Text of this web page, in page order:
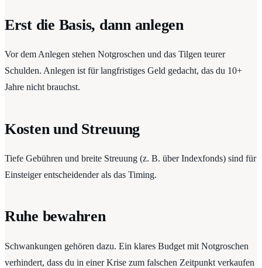
Erst die Basis, dann anlegen
Vor dem Anlegen stehen Notgroschen und das Tilgen teurer
Schulden. Anlegen ist für langfristiges Geld gedacht, das du 10+
Jahre nicht brauchst.
Kosten und Streuung
Tiefe Gebühren und breite Streuung (z. B. über Indexfonds) sind für
Einsteiger entscheidender als das Timing.
Ruhe bewahren
Schwankungen gehören dazu. Ein klares Budget mit Notgroschen
verhindert, dass du in einer Krise zum falschen Zeitpunkt verkaufen